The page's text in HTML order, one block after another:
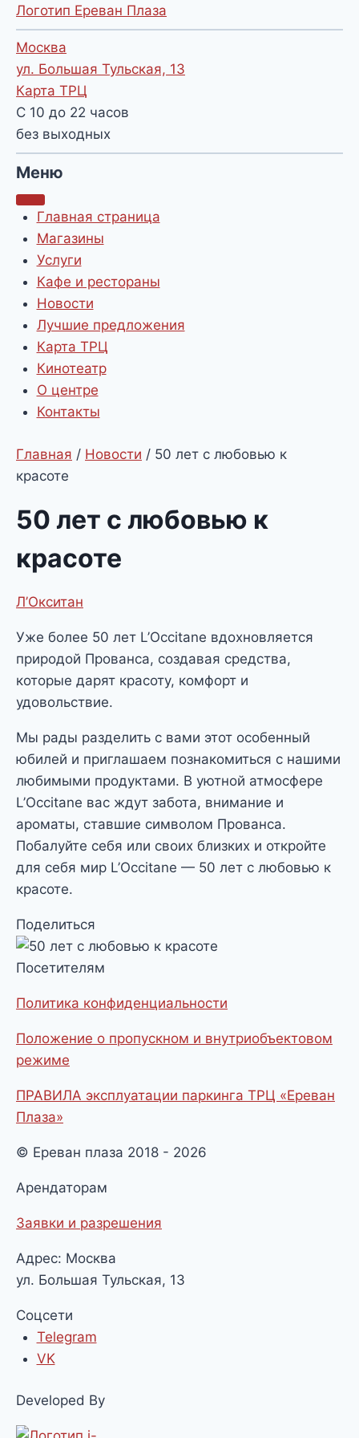
Логотип Ереван Плаза
Москва
ул. Большая Тульская, 13
Карта ТРЦ
С 10 до 22 часов
без выходных
Меню
Главная страница
Магазины
Услуги
Кафе и рестораны
Новости
Лучшие предложения
Карта ТРЦ
Кинотеатр
О центре
Контакты
Главная / Новости / 50 лет с любовью к
красоте
50 лет с любовью к
красоте
Л’Окситан
Уже более 50 лет L’Occitane вдохновляется
природой Прованса, создавая средства,
которые дарят красоту, комфорт и
удовольствие.
Мы рады разделить с вами этот особенный
юбилей и приглашаем познакомиться с нашими
любимыми продуктами. В уютной атмосфере
L’Occitane вас ждут забота, внимание и
ароматы, ставшие символом Прованса.
Побалуйте себя или своих близких и откройте
для себя мир L’Occitane — 50 лет с любовью к
красоте.
Поделиться
Посетителям
Политика конфиденциальности
Положение о пропускном и внутриобъектовом
режиме
ПРАВИЛА эксплуатации паркинга ТРЦ «Ереван
Плаза»
© Ереван плаза 2018 - 2026
Арендаторам
Заявки и разрешения
Адрес: Москва
ул. Большая Тульская, 13
Соцсети
Telegram
VK
Developed By